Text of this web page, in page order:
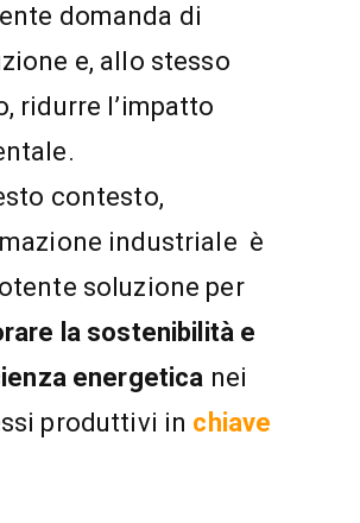
domanda di
e, allo stesso
ridurre l’impatto
contesto,
industriale è
soluzione per
la sostenibilità e
energetica nei
produttivi in chiave